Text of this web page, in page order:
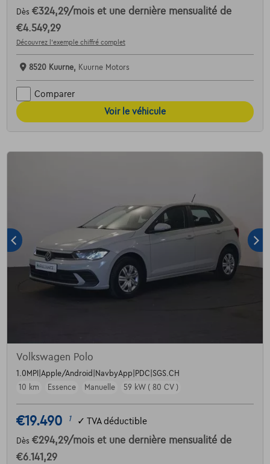
Dès €324,29/mois et une dernière mensualité de
€4.549,29
Découvrez l’exemple chiffré complet
8520 Kuurne, Kuurne Motors
Comparer
Voir le véhicule
Volkswagen Polo
1.0MPI|Apple/Android|NavbyApp|PDC|SGS.CH
10 km
Essence Manuelle 59 kW ( 80 CV )
€19.490 1 ✓ TVA déductible
Dès €294,29/mois et une dernière mensualité de
€6.141,29